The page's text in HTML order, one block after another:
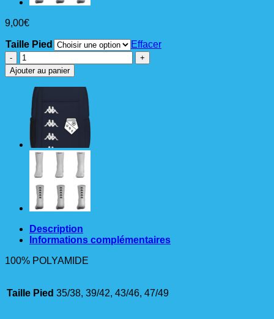
9,00€
Taille Pied
Effacer
quantité
de
CHAUSSETTE
SPOLF
sans
pied
noir
Ajouter au panier
Description
Informations complémentaires
100% POLYAMIDE
Taille Pied 35/38, 39/42, 43/46, 47/49